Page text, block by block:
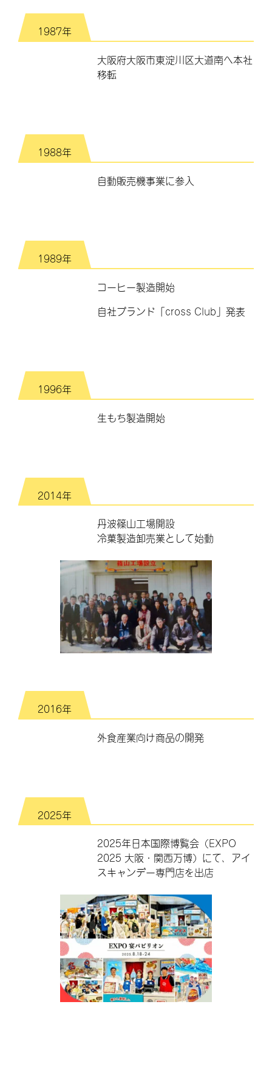
1987年
大阪府大阪市東淀川区大道南へ本社
移転
1988年
自動販売機事業に参入
1989年
コーヒー製造開始
自社ブランド「cross Club」発表
1996年
生もち製造開始
2014年
丹波篠山工場開設
冷菓製造卸売業として始動
2016年
外食産業向け商品の開発
2025年
2025年日本国際博覧会（EXPO
2025 大阪・関西万博）にて、アイ
スキャンデー専門店を出店